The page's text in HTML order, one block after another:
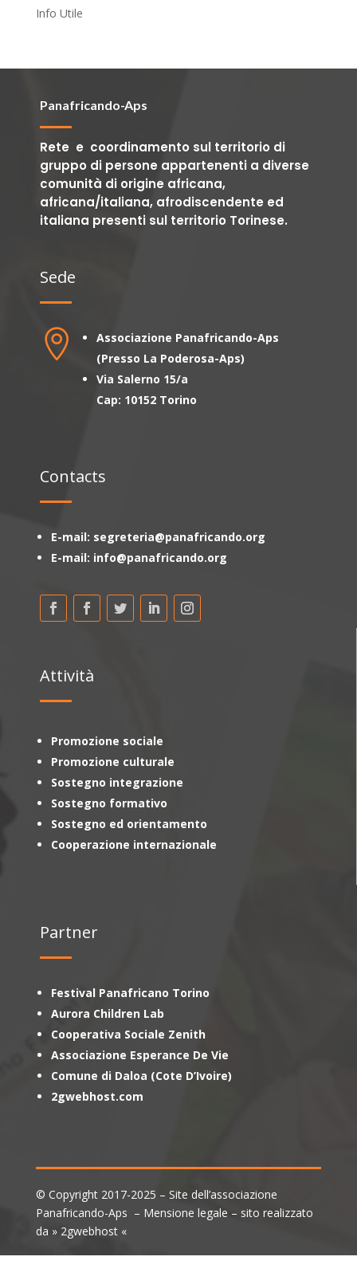
Info Utile
Panafricando-Aps
Rete e coordinamento sul territorio di
gruppo di persone appartenenti a diverse
comunità di origine africana,
africana/italiana, afrodiscendente ed
italiana presenti sul territorio Torinese.
Sede

Associazione Panafricando-Aps
(Presso La Poderosa-Aps)
Via Salerno 15/a
Cap: 10152 Torino
Contacts
E-mail: segreteria@panafricando.org
E-mail: info@panafricando.org
Attività
Promozione sociale
Promozione culturale
Sostegno integrazione
Sostegno formativo
Sostegno ed orientamento
Cooperazione internazionale
Partner
Festival Panafricano Torino
Aurora Children Lab
Cooperativa Sociale Zenith
Associazione Esperance De Vie
Comune di Daloa (Cote D’Ivoire)
2gwebhost.com
© Copyright 2017-2025 – Site dell’associazione
Panafricando-Aps – Mensione legale – sito realizzato
da » 2gwebhost «